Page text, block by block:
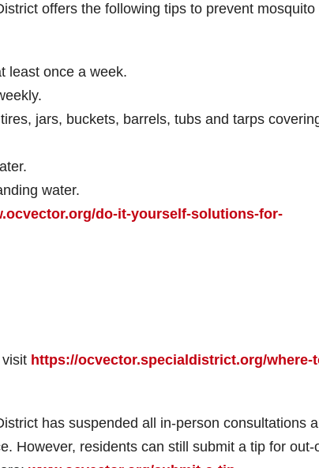
offers the following tips to prevent mosquito
least once a week.
jars, buckets, barrels, tubs and tarps
water.
do-it-yourself-solutions-for-
https://ocvector.specialdistrict.org/where-
has suspended all in-person consultations
However, residents can still submit a tip for out-